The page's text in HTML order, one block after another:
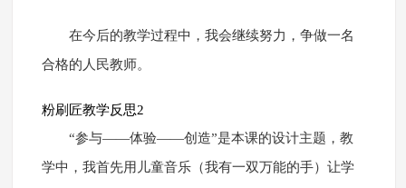
在今后的教学过程中，我会继续努力，争做一名
合格的人民教师。
粉刷匠教学反思2
“参与――体验――创造”是本课的设计主题，教
学中，我首先用儿童音乐（我有一双万能的手）让学